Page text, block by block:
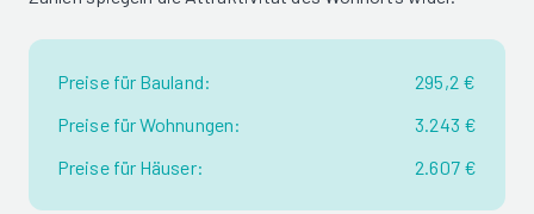
Preise für Bauland:
295,2 €
Preise für Wohnungen:
3.243 €
Preise für Häuser:
2.607 €